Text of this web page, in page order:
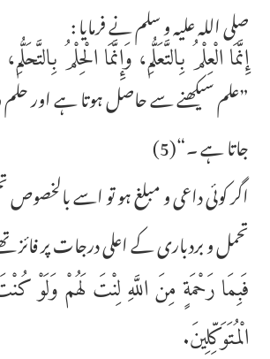
صلی اللہ علیہ و سلم نے فرمایا :
إِنَّمَا الْعِلْمُ بِالتَّعَلُّمِ، وَإِنَّمَا الْحِلْمُ
”علم سیکھنے سے حاصل ہوتا ہے اور
جاتا ہے ۔“(5)
اگر کوئی داعی و مبلغ ہو تو اسے
تحمل و بردباری کے اعلی درجات پر
فَبِمَا رَحْمَةٍ مِنَ اللَّهِ لِنْتَ لَهُمْ وَلَوْ
الْمُتَوَكِّلِينَ.